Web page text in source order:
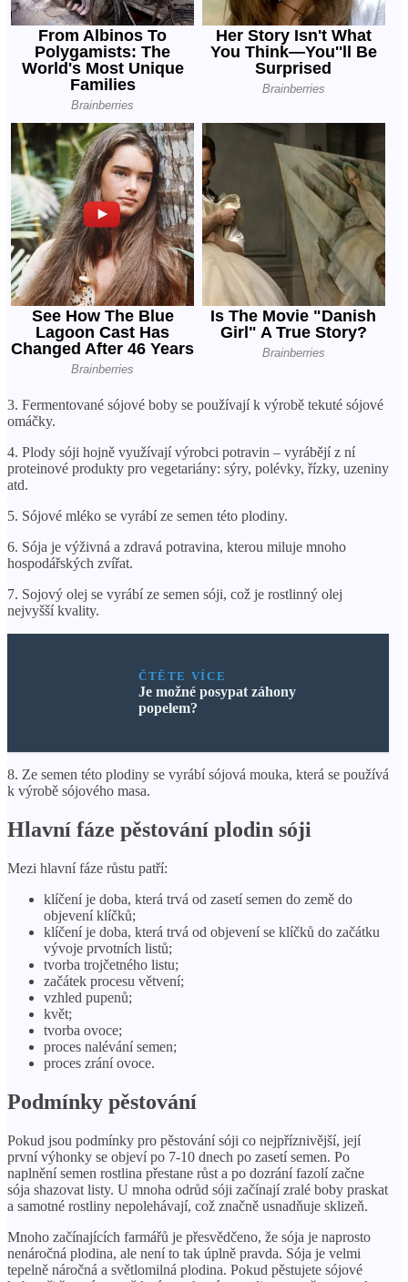
3. Fermentované sójové boby se používají k výrobě tekuté sójové
omáčky.
4. Plody sóji hojně využívají výrobci potravin – vyrábějí z ní
proteinové produkty pro vegetariány: sýry, polévky, řízky, uzeniny
atd.
5. Sójové mléko se vyrábí ze semen této plodiny.
6. Sója je výživná a zdravá potravina, kterou miluje mnoho
hospodářských zvířat.
7. Sojový olej se vyrábí ze semen sóji, což je rostlinný olej
nejvyšší kvality.
ČTĚTE VÍCE
Je možné posypat záhony
popelem?
8. Ze semen této plodiny se vyrábí sójová mouka, která se používá
k výrobě sójového masa.
Hlavní fáze pěstování plodin sóji
Mezi hlavní fáze růstu patří:
klíčení je doba, která trvá od zasetí semen do země do
objevení klíčků;
klíčení je doba, která trvá od objevení se klíčků do začátku
vývoje prvotních listů;
tvorba trojčetného listu;
začátek procesu větvení;
vzhled pupenů;
květ;
tvorba ovoce;
proces nalévání semen;
proces zrání ovoce.
Podmínky pěstování
Pokud jsou podmínky pro pěstování sóji co nejpříznivější, její
první výhonky se objeví po 7-10 dnech po zasetí semen. Po
naplnění semen rostlina přestane růst a po dozrání fazolí začne
sója shazovat listy. U mnoha odrůd sóji začínají zralé boby praskat
a samotné rostliny nepolehávají, což značně usnadňuje sklizeň.
Mnoho začínajících farmářů je přesvědčeno, že sója je naprosto
nenáročná plodina, ale není to tak úplně pravda. Sója je velmi
tepelně náročná a světlomilná plodina. Pokud pěstujete sójové